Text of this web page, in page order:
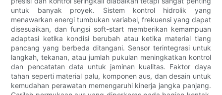
untuk banyak proyek. Sistem kontrol hidrolik yang
menawarkan energi tumbukan variabel, frekuensi yang dapat
disesuaikan, dan fungsi soft-start memberikan kemampuan
adaptasi ketika kondisi berubah atau ketika material tiang
pancang yang berbeda ditangani. Sensor terintegrasi untuk
langkah, tekanan, atau jumlah pukulan meningkatkan kontrol
dan pencatatan data untuk jaminan kualitas. Faktor daya
tahan seperti material palu, komponen aus, dan desain untuk
kemudahan perawatan memengaruhi kinerja jangka panjang.